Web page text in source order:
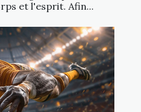
et l'esprit. Afin...